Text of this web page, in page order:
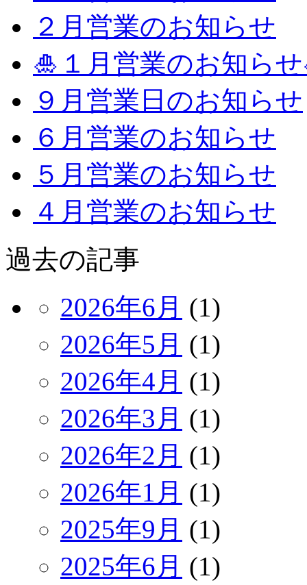
２月営業のお知らせ
🎍１月営業のお知ら
９月営業日のお知らせ
６月営業のお知らせ
５月営業のお知らせ
４月営業のお知らせ
過去の記事
2026年6月 (1)
2026年5月 (1)
2026年4月 (1)
2026年3月 (1)
2026年2月 (1)
2026年1月 (1)
2025年9月 (1)
2025年6月 (1)